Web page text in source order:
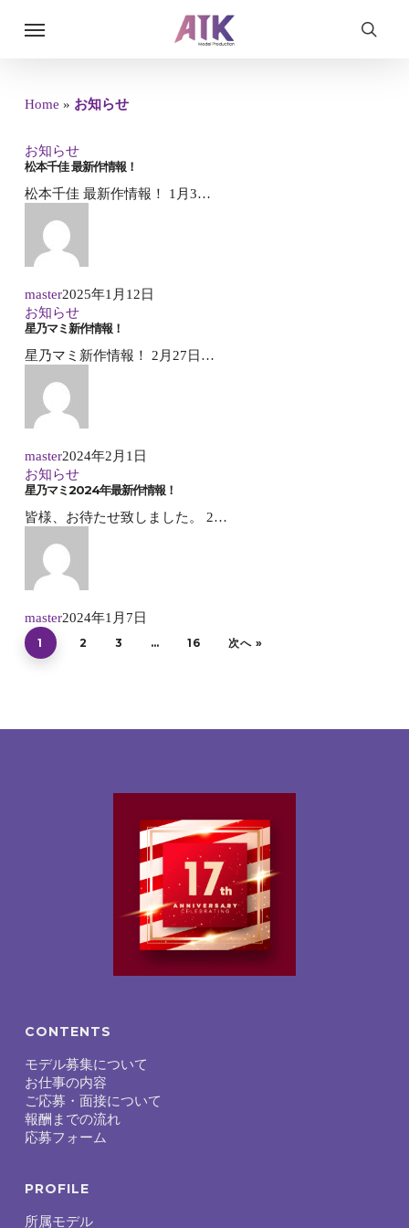
Menu
Home » お知らせ
お知らせ
松本千佳 最新作情報！
松本千佳 最新作情報！ 1月3…
master2025年1月12日
お知らせ
星乃マミ新作情報！
星乃マミ新作情報！ 2月27日…
master2024年2月1日
お知らせ
星乃マミ2024年最新作情報！
皆様、お待たせ致しました。 2…
master2024年1月7日
1 2 3 … 16 次へ »
CONTENTS
モデル募集について
お仕事の内容
ご応募・面接について
報酬までの流れ
応募フォーム
PROFILE
所属モデル